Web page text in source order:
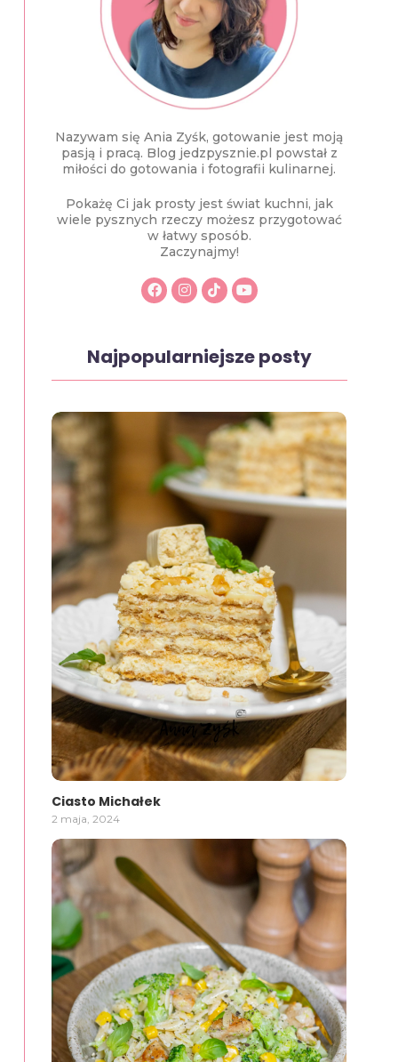
Nazywam się Ania Zyśk, gotowanie jest moją
pasją i pracą. Blog jedzpysznie.pl powstał z
miłości do gotowania i fotografii kulinarnej.
Pokażę Ci jak prosty jest świat kuchni, jak
wiele pysznych rzeczy możesz przygotować
w łatwy sposób.
Zaczynajmy!
Najpopularniejsze posty
Ciasto Michałek
2 maja, 2024